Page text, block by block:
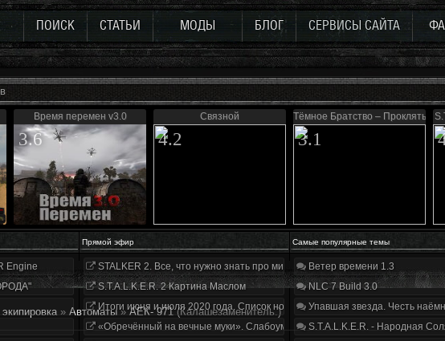
ПОИСК СТАТЬИ МОДЫ БЛОГ СЕРВИСЫ САЙТА
Время перемен v3.0
3.6
Связной
4.2
Тёмное Братство – Проклятые
3.1
Прямой эфир Самые популярные темы
Engine
STALKER 2. Все, что нужно знать про мир, геймплей и сюжет | Разбор
S.T.A.L.K.E.R. 2 Картина Маслом
Итоги июня и июля 2020 года. Список нововведений
«Обречённый на вечные муки». Слабоумие и отвага
Ветер времени 1.3
NLC 7 Build 3.0
Упавшая звезда. Честь
S.T.A.L.K.E.R. - Народная
» Автоматы » АЕК- 971 (Калашезаменитель.)